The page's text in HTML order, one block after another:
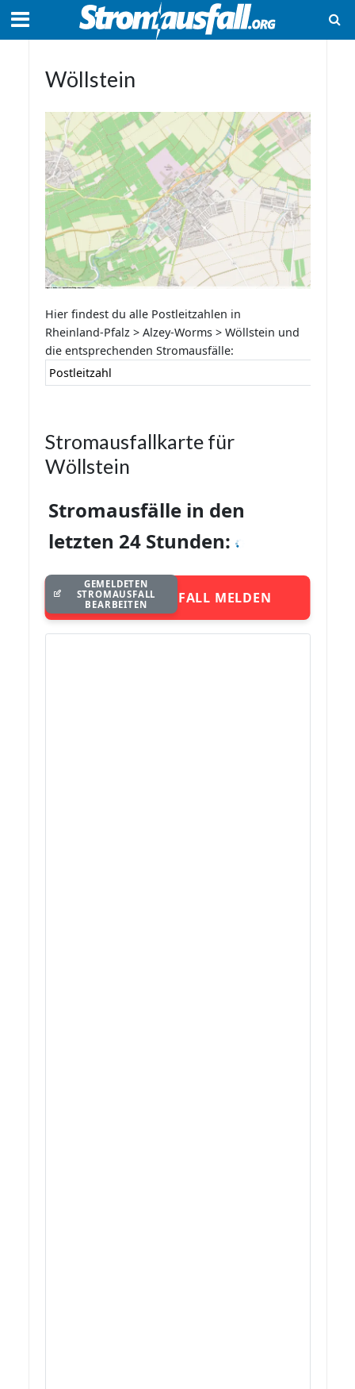
Wöllstein
Hier findest du alle Postleitzahlen in
Rheinland-Pfalz > Alzey-Worms > Wöllstein und
die entsprechenden Stromausfälle:
Postleitzahl
Stromausfallkarte für
Wöllstein
Stromausfälle in den
letzten 24 Stunden:
STROMAUSFALL MELDEN
GEMELDETEN
STROMAUSFALL
BEARBEITEN